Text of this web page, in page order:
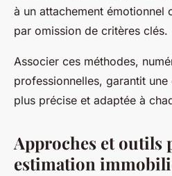
à un attachement émotionnel
par omission de critères clés.
Associer ces méthodes,
professionnelles, garantit
plus précise et adaptée à
Approches et outils
estimation